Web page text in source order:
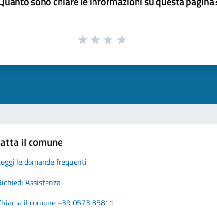
il comune
le domande frequenti
Assistenza
il comune +39 0573 85811